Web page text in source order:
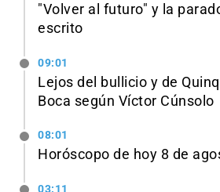
"Volver al futuro" y la
escrito
09:01
Lejos del bullicio y de
Boca según Víctor Cúnsolo
08:01
Horóscopo de hoy 8 de